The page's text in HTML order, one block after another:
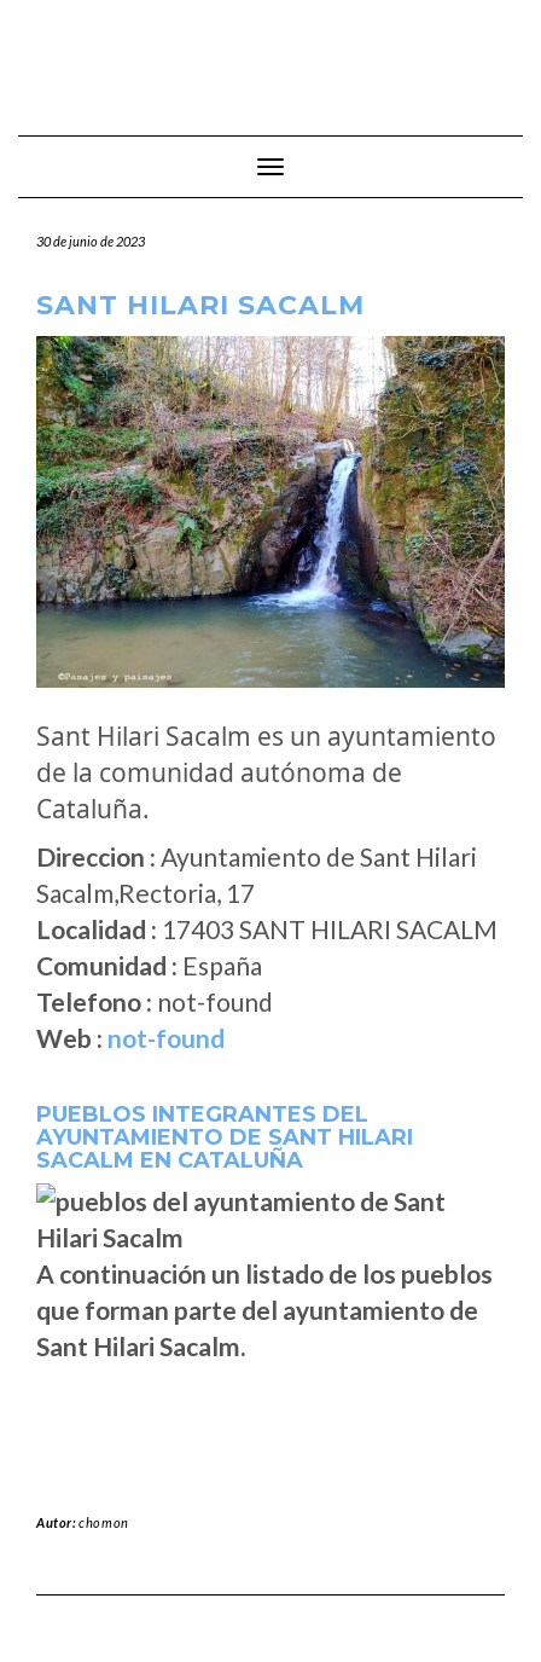
Cambiar modo de navegación
30 de junio de 2023
SANT HILARI SACALM
Sant Hilari Sacalm es un ayuntamiento
de la comunidad autónoma de
Cataluña.
Direccion : Ayuntamiento de Sant Hilari
Sacalm,Rectoria, 17
Localidad : 17403 SANT HILARI SACALM
Comunidad : España
Telefono : not-found
Web : not-found
PUEBLOS INTEGRANTES DEL
AYUNTAMIENTO DE SANT HILARI
SACALM EN CATALUÑA
A continuación un listado de los pueblos
que forman parte del ayuntamiento de
Sant Hilari Sacalm.
Autor:chomon